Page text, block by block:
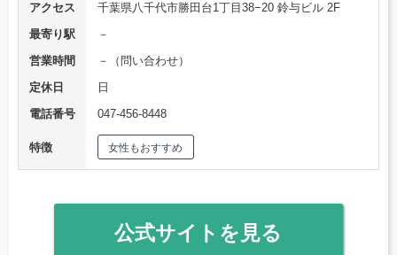
アクセス
千葉県八千代市勝田台1丁目38−20 鈴与ビル 2F
最寄り駅
－
営業時間
－（問い合わせ）
定休日
日
電話番号
047-456-8448
特徴 女性もおすすめ
公式サイトを見る